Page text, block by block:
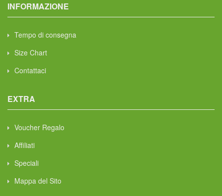
INFORMAZIONE
Tempo di consegna
Size Chart
Contattaci
EXTRA
Voucher Regalo
Affiliati
Speciali
Mappa del Sito